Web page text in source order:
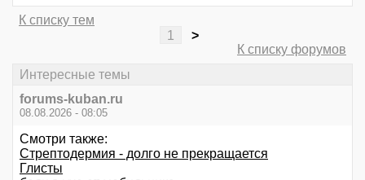
К списку тем
1
>
К списку форумов
Интересные темы
forums-kuban.ru
08.08.2026 - 08:05
Смотри также:
Стрептодермия - долго не прекращается
Глисты